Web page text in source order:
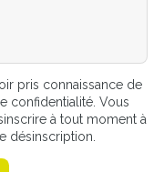
pris connaissance de
confidentialité. Vous
à tout moment à
désinscription.